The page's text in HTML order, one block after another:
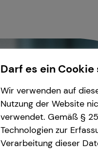
Darf es ein Cookie
Wir verwenden auf
Nutzung der Website
verwendet. Gemäß §
Technologien zur
Verarbeitung dieser